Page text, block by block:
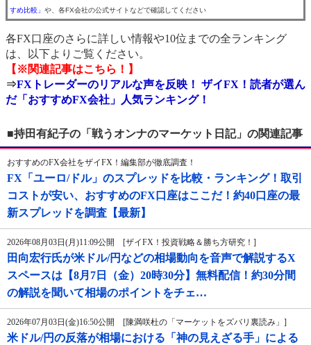
すめ比較」 や、各FX会社の公式サイトなどで確認してください
各FX口座のさらに詳しい情報や10位までの全ランキング
は、以下よりご覧ください。
【※関連記事はこちら！】
⇒FXトレーダーのリアルな声を反映！ ザイFX！読者が選ん
だ「おすすめFX会社」人気ランキング！
■持田有紀子の「戦うオンナのマーケット日記」の関連記事
おすすめのFX会社をザイFX！編集部が徹底調査！
FX「ユーロ/ドル」のスプレッドを比較・ランキング！取引
コストが安い、おすすめのFX口座はここだ！約40口座の最
新スプレッドを調査【最新】
2026年08月03日(月)11:09公開 [ザイFX！投資戦略＆勝ち方研究！]
田向宏行氏が米ドル/円などの相場動向を音声で解説するX
スペースは【8月7日（金）20時30分】無料配信！約30分間
の解説を聞いて相場のポイントをチェ…
2026年07月03日(金)16:50公開 [陳満咲杜の「マーケットをズバリ裏読み」]
米ドル/円の反落が相場における「神の見えざる手」による